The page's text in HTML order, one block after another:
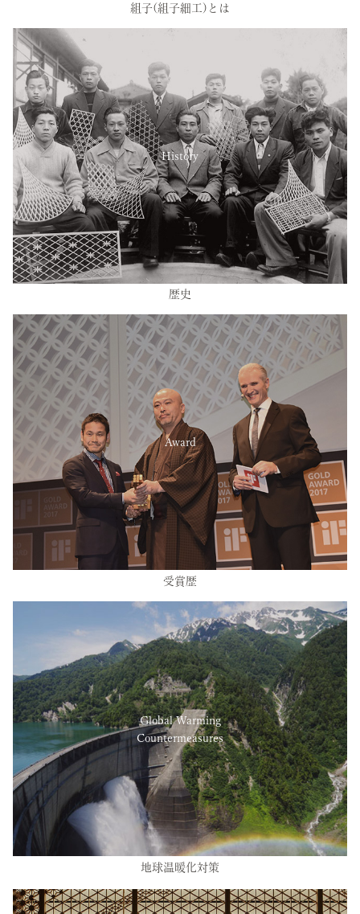
組子(組子細工)とは
History
歴史
Award
受賞歴
Global Warming
Countermeasures
地球温暖化対策